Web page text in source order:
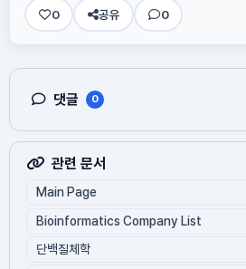
0 공유 0
댓글 0
관련 문서
Main Page
Bioinformatics Company List
단백질체학